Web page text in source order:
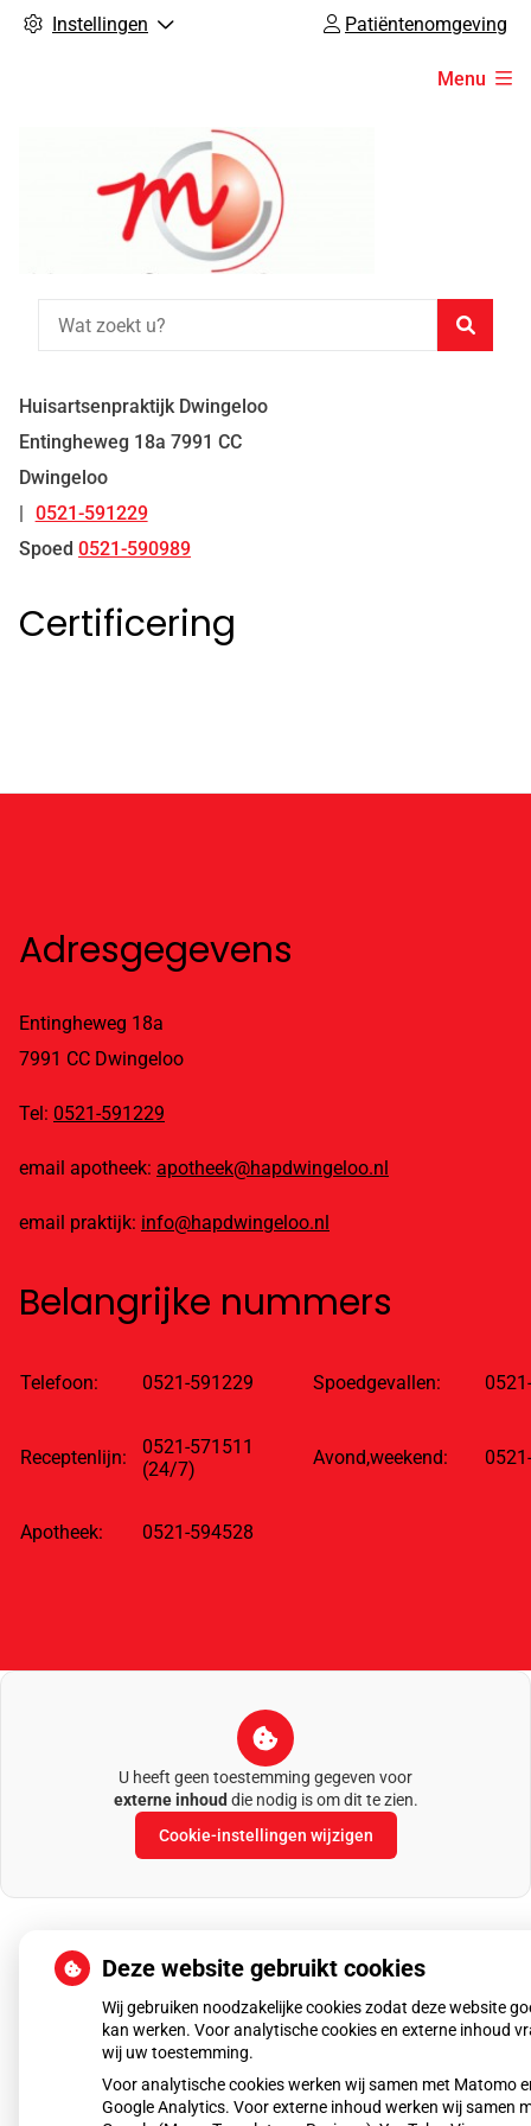
Instellingen Patiëntenomgeving
Menu
Huisartsenpraktijk Dwingeloo
Entingheweg 18a 7991 CC
Dwingeloo
Tel:
0521-591229
Spoed 0521-590989
Certificering
Adresgegevens
Entingheweg 18a
7991 CC Dwingeloo
Tel: 0521-591229
email apotheek: apotheek@hapdwingeloo.nl
email praktijk: info@hapdwingeloo.nl
Belangrijke nummers
Telefoon: 0521-591229 Spoedgevallen:
Receptenlijn:
0521-571511
(24/7)
Avond,weekend:
Apotheek: 0521-594528
U heeft geen toestemming gegeven voor
externe inhoud die nodig is om dit te zien.
Cookie-instellingen wijzigen
Uw Zorg Online|Beheer
Privacy verklaring|Cookie-instellingen| Voorwaarden
Deze website gebruikt cookies
Wij gebruiken noodzakelijke cookies zodat deze website
kan werken. Voor analytische cookies en externe inhoud
wij uw toestemming.
Voor analytische cookies werken wij samen met Matomo
Google Analytics. Voor externe inhoud werken wij samen